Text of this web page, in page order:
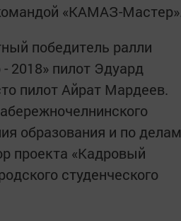
«КАМАЗ-
победитель ралли
2018» пилот Эдуард
пилот Айрат Мардеев.
образования и по делам
проекта «Кадровый
студенческого